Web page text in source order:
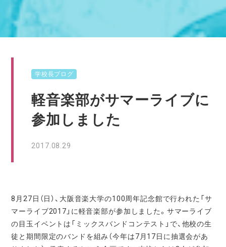
学校長ブログ
軽音楽部がサマーライブに
参加しました
2017.08.29
8月27日（日）、大阪音楽大学の100周年記念館で行われた「サ
マーライブ2017」に軽音楽部が参加しました。サマーライブ
の目玉イベントは「ミックスバンドコンテスト」で、他校の生
徒と期間限定のバンドを組み（今年は7月17日に抽選会があ